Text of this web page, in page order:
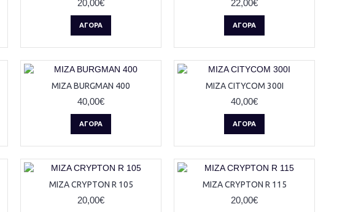
20,00€
ΑΓΟΡΆ
22,00€
ΑΓΟΡΆ
ΜΙΖΑ BURGMAN 400
40,00€
ΑΓΟΡΆ
ΜΙΖΑ CITYCOM 300I
40,00€
ΑΓΟΡΆ
ΜΙΖΑ CRYPTON R 105
20,00€
ΜΙΖΑ CRYPTON R 115
20,00€